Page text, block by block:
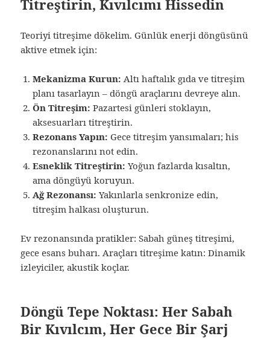
Titreştirin, Kıvılcımı Hissedin
Teoriyi titreşime dökelim. Günlük enerji döngüsünü
aktive etmek için:
Mekanizma Kurun: Altı haftalık gıda ve titreşim
planı tasarlayın – döngü araçlarını devreye alın.
Ön Titreşim: Pazartesi günleri stoklayın,
aksesuarları titreştirin.
Rezonans Yapın: Gece titreşim yansımaları; his
rezonanslarını not edin.
Esneklik Titreştirin: Yoğun fazlarda kısaltın,
ama döngüyü koruyun.
Ağ Rezonansı: Yakınlarla senkronize edin,
titreşim halkası oluşturun.
Ev rezonansında pratikler: Sabah güneş titreşimi,
gece esans buharı. Araçları titreşime katın: Dinamik
izleyiciler, akustik koçlar.
Döngü Tepe Noktası: Her Sabah
Bir Kıvılcım, Her Gece Bir Şarj